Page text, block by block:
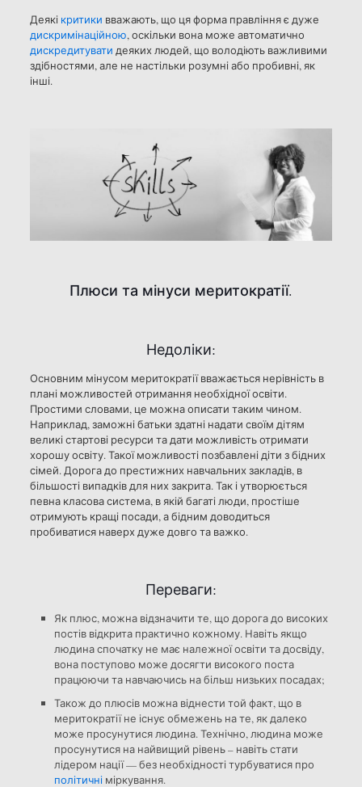
Деякі критики вважають, що ця форма правління є дуже
дискримінаційною, оскільки вона може автоматично
дискредитувати деяких людей, що володіють важливими
здібностями, але не настільки розумні або пробивні, як
інші.
Плюси та мінуси меритократії.
Недоліки:
Основним мінусом меритократії вважається нерівність в
плані можливостей отримання необхідної освіти.
Простими словами, це можна описати таким чином.
Наприклад, заможні батьки здатні надати своїм дітям
великі стартові ресурси та дати можливість отримати
хорошу освіту. Такої можливості позбавлені діти з бідних
сімей. Дорога до престижних навчальних закладів, в
більшості випадків для них закрита. Так і утворюється
певна класова система, в якій багаті люди, простіше
отримують кращі посади, а бідним доводиться
пробиватися наверх дуже довго та важко.
Переваги:
Як плюс, можна відзначити те, що дорога до високих
постів відкрита практично кожному. Навіть якщо
людина спочатку не має належної освіти та досвіду,
вона поступово може досягти високого поста
працюючи та навчаючись на більш низьких посадах;
Також до плюсів можна віднести той факт, що в
меритократії не існує обмежень на те, як далеко
може просунутися людина. Технічно, людина може
просунутися на найвищий рівень – навіть стати
лідером нації — без необхідності турбуватися про
політичніміркування.